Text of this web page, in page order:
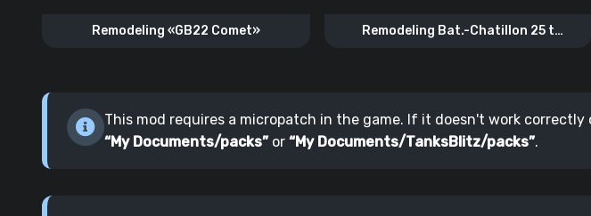
Remodeling «GB22 Comet»
Remodeling Bat.-Chatillon 25 t
This mod requires a micropatch in the game. If it doesn't work
“My Documents/packs” or “My Documents/TanksBlitz/packs”.